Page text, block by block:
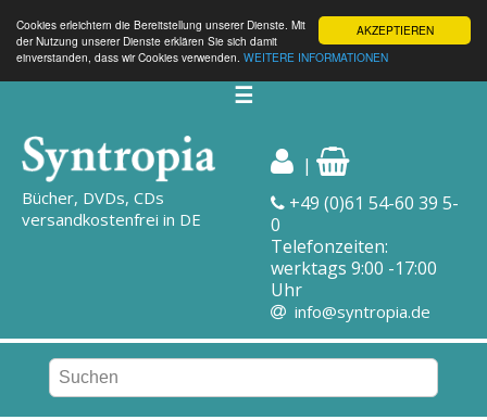
AKZEPTIEREN
Cookies erleichtern die Bereitstellung unserer Dienste. Mit
der Nutzung unserer Dienste erklären Sie sich damit
einverstanden, dass wir Cookies verwenden. WEITERE INFORMATIONEN
☰
Bücher, DVDs, CDs
versandkostenfrei in DE
|
+49 (0)61 54-60 39 5-
0
Telefonzeiten:
werktags 9:00 -17:00
Uhr
info@syntropia.de